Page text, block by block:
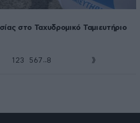
στο Ταχυδρομικό Ταμιευτήριο
1 23 5 67 ...8